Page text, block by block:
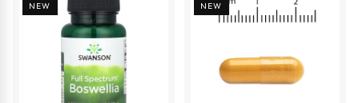
NEW NEW